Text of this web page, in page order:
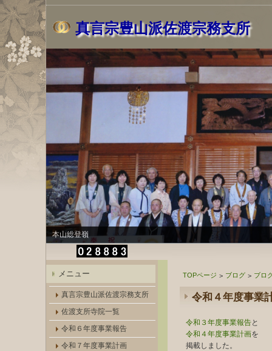
真言宗豊山派佐渡宗務支所
本山総登嶺
TOPページ > ブログ > ブロ
令和４年度事業
令和３年度事業報告と
令和４年度事業計画を
掲載しました。
メニュー
真言宗豊山派佐渡宗務支所
佐渡支所寺院一覧
令和６年度事業報告
令和７年度事業計画